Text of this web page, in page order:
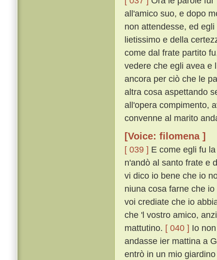
all'amico suo, e dopo
non attendesse, ed
lietissimo e della
come dal frate partito
vedere che egli avea e
ancora per ciò che le
altra cosa aspettando
all'opera compimento,
convenne al marito
[Voice: filomena ]
[ 039 ] E come egli fu
n'andò al santo frate e
vi dico io bene che io
niuna cosa farne che
voi crediate che io
che 'l vostro amico,
mattutino. [ 040 ] Io
andasse ier mattina a
entrò in un mio